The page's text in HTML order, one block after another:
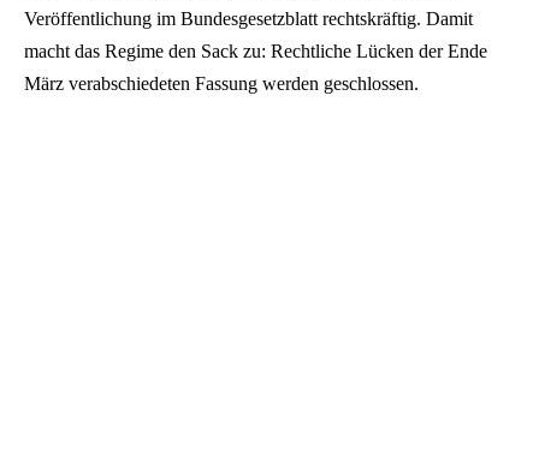
Veröffentlichung im Bundesgesetzblatt rechtskräftig. Damit
macht das Regime den Sack zu: Rechtliche Lücken der Ende
März verabschiedeten Fassung werden geschlossen.